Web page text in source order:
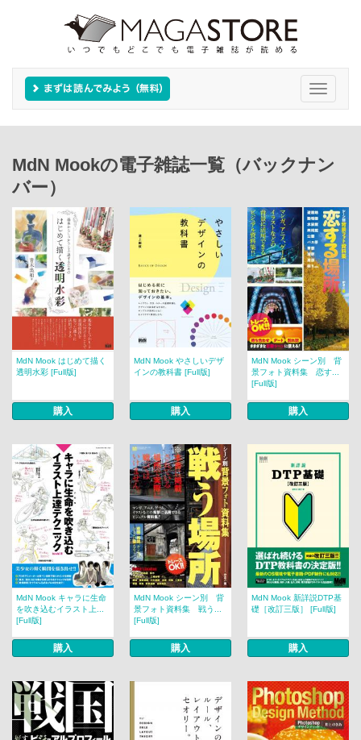
Toggle
MdN Mookの電子雑誌一覧（バックナン
バー）
MdN Mook はじめて描く
透明水彩 [Full版]
購入
MdN Mook やさしいデザ
インの教科書 [Full版]
購入
MdN Mook シーン別 背
景フォト資料集 恋す...
[Full版]
購入
MdN Mook キャラに生命
を吹き込むイラスト上...
[Full版]
購入
MdN Mook シーン別 背
景フォト資料集 戦う...
[Full版]
購入
MdN Mook 新詳説DTP基
礎［改訂三版］ [Full版]
購入